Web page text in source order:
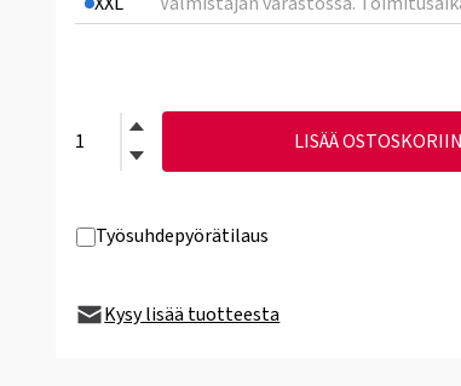
LISÄÄ OSTOSKORIIN
Työsuhdepyörätilaus
Kysy lisää tuotteesta